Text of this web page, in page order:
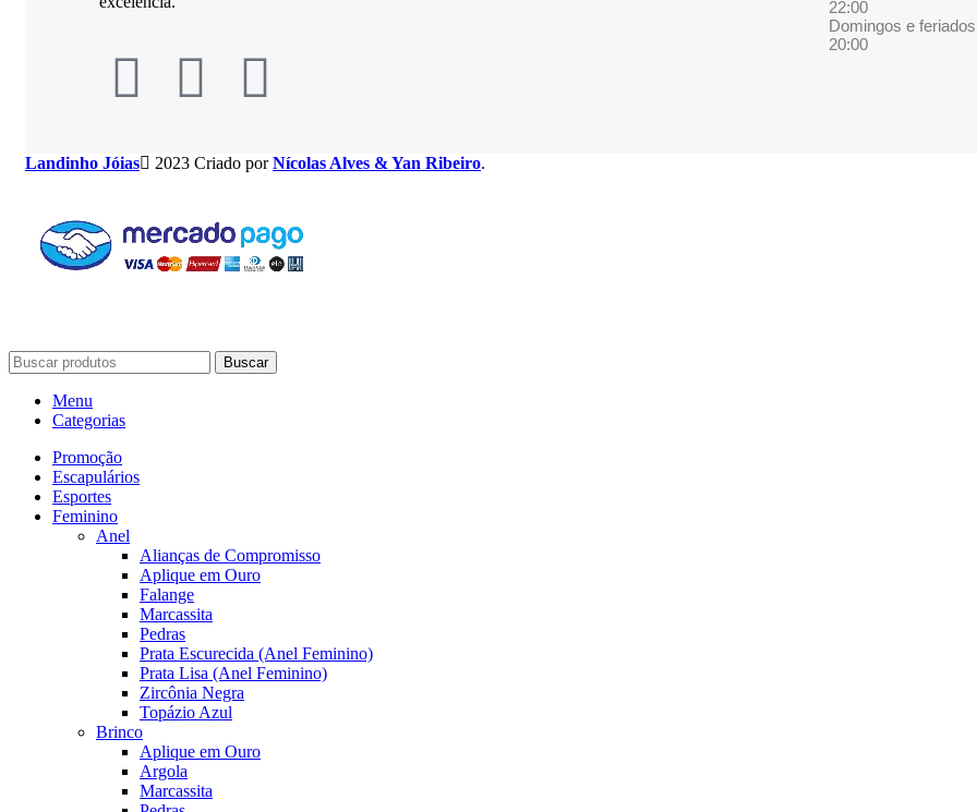
22:00
Domingos e
20:00
Landinho Jóias 2023 Criado porNícolas Alves & Yan Ribeiro.
Buscar
Menu
Categorias
Promoção
Escapulários
Esportes
Feminino
Anel
Alianças de Compromisso
Aplique em Ouro
Falange
Marcassita
Pedras
Prata Escurecida (Anel Feminino)
Prata Lisa (Anel Feminino)
Zircônia Negra
Topázio Azul
Brinco
Aplique em Ouro
Argola
Marcassita